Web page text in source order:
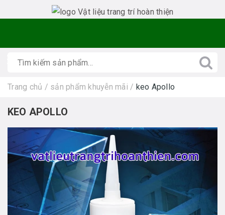
Trang chủ / sản phẩm khuyễn mãi / keo Apollo
KEO APOLLO